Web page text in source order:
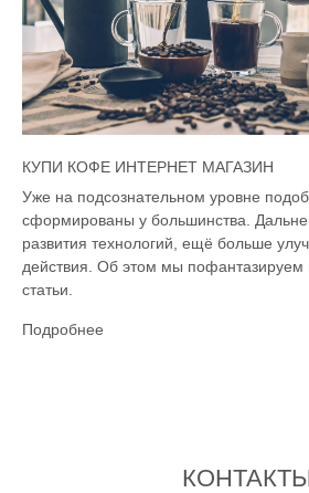
КУПИ КОФЕ ИНТЕРНЕТ МАГАЗИН
Уже на подсознательном уровне
сформированы у большинства.
развития технологий, ещё больше
действия. Об этом мы пофантазируем
статьи.
Подробнее